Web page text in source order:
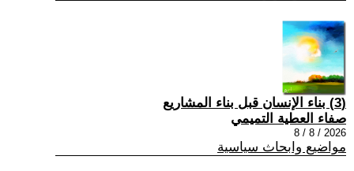
(3) بناء الإنسان قبل بناء المشاريع
صفاء العطية التميمي
2026 / 8 / 8
مواضيع وابحاث سياسية